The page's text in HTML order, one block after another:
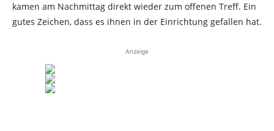
kamen am Nachmittag direkt wieder zum offenen Treff. Ein
gutes Zeichen, dass es ihnen in der Einrichtung gefallen hat.
Anzeige